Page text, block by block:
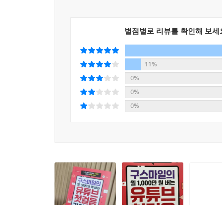
- 얼굴이나 목소리 노출 없이 유튜브를 시작하고 싶
- 복잡하고 어려운 영상 편집에 대한 부담 없이 유
- 유튜브 알고리즘을 이해하고 채널을 효율적으로
- 채널 성장 정체기를 극복하고 번아웃 없이 유튜
시간이 없다고요? 똑똑한 AI를 작업 파트너로 활
있답니다. 시간도, 전문 지식이 없어도 아이디어
꾸준함과 올바른 유튜브 채널 운영 방법으로 성공
별점별로 리뷰를 확인해 보세
11%
0%
0%
0%